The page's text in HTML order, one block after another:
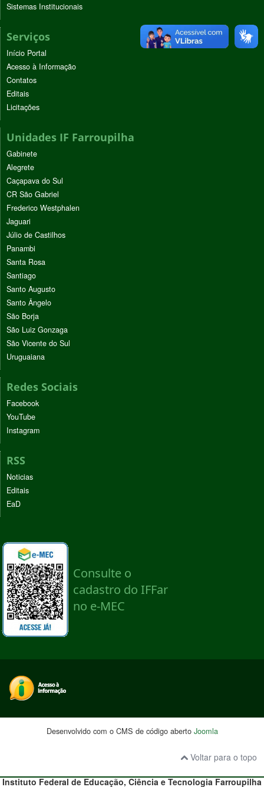
Sistemas Institucionais
Serviços
Início Portal
Acesso à Informação
Contatos
Editais
Licitações
Unidades IF Farroupilha
Gabinete
Alegrete
Caçapava do Sul
CR São Gabriel
Frederico Westphalen
Jaguari
Júlio de Castilhos
Panambi
Santa Rosa
Santiago
Santo Augusto
Santo Ângelo
São Borja
São Luiz Gonzaga
São Vicente do Sul
Uruguaiana
Redes Sociais
Facebook
YouTube
Instagram
RSS
Noticias
Editais
EaD
Desenvolvido com o CMS de código aberto Joomla
Voltar para o topo
Instituto Federal de Educação, Ciência e TecnologiaFarroupilha